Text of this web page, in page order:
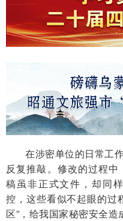
在涉密单位的日常工
反复推敲。修改的过程
稿虽非正式文件，却同
控，这些看似不起眼的过
区”，给我国家秘密安全造